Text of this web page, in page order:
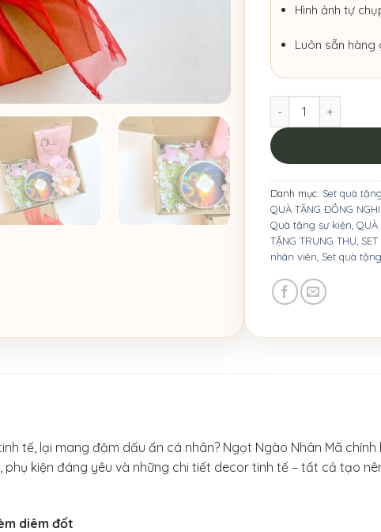
Hình ảnh tự
Luôn sẵn
'Set Quà Ngọt
Danh mục: Set quà
QUÀ TẶNG ĐỒNG
Quà tặng sự kiện, QUÀ
TẶNG TRUNG THU,
nhân viên, Set quà
tế, lại mang đậm dấu ấn cá nhân? Ngọt Ngào Nhân Mã
kiện đáng yêu và những chi tiết decor tinh tế – tất cả tạo
diêm đốt